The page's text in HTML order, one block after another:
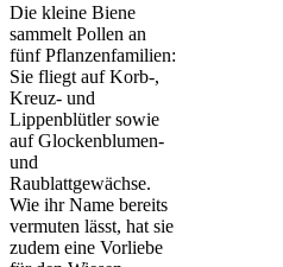
Die kleine Biene
sammelt Pollen an
fünf Pflanzenfamilien:
Sie fliegt auf Korb-,
Kreuz- und
Lippenblütler sowie
auf Glockenblumen-
und
Raublattgewächse.
Wie ihr Name bereits
vermuten lässt, hat sie
zudem eine Vorliebe